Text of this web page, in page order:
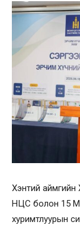
Хэнтий аймгийн
НЦС болон 15
хуримтлуурын